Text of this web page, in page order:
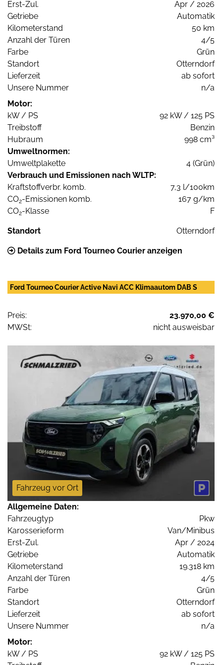
Erst-Zul.
Apr / 2026
Getriebe
Automatik
Kilometerstand
50 km
Anzahl der Türen
4/5
Farbe
Grün
Standort
Otterndorf
Lieferzeit
ab sofort
Unsere Nummer
n/a
Motor:
kW / PS
92 kW / 125 PS
Treibstoff
Benzin
Hubraum
998 cm³
Umweltnormen:
Umweltplakette
4 (Grün)
Verbrauch und Emissionen nach WLTP:
Kraftstoffverbr. komb.
7,3 l/100km
CO2-Emissionen komb.
167 g/km
CO2-Klasse F
Standort Otterndorf
Details zum Ford Tourneo Courier anzeigen
Ford Tourneo Courier Active Navi ACC Klimaautom DAB S
Preis:
23.970,00 €
MWSt:
nicht ausweisbar
Fahrzeug vor Ort
Allgemeine Daten:
Fahrzeugtyp
Pkw
Karosserieform
Van/Minibus
Erst-Zul.
Apr / 2024
Getriebe
Automatik
Kilometerstand
19.318 km
Anzahl der Türen
4/5
Farbe
Grün
Standort
Otterndorf
Lieferzeit
ab sofort
Unsere Nummer
n/a
Motor:
kW / PS
92 kW / 125 PS